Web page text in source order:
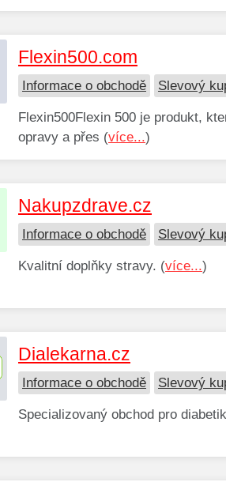
Flexin500.com
Informace o obchodě Slevový
Flexin500Flexin 500 je produkt,
opravy a přes (více...)
Nakupzdrave.cz
Informace o obchodě Slevový
Kvalitní doplňky stravy. (více...)
Dialekarna.cz
Informace o obchodě Slevový
Specializovaný obchod pro